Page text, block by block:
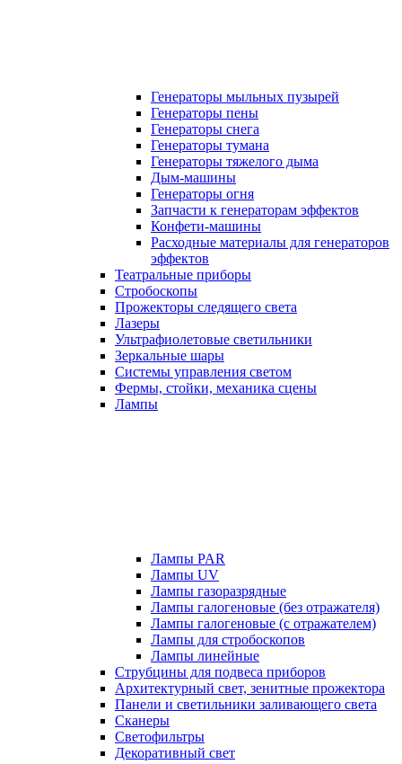
Генераторы мыльных пузырей
Генераторы пены
Генераторы снега
Генераторы тумана
Генераторы тяжелого дыма
Дым-машины
Генераторы огня
Запчасти к генераторам эффектов
Конфети-машины
Расходные материалы для генераторов
эффектов
Театральные приборы
Стробоскопы
Прожекторы следящего света
Лазеры
Ультрафиолетовые светильники
Зеркальные шары
Системы управления светом
Фермы, стойки, механика сцены
Лампы
Лампы PAR
Лампы UV
Лампы газоразрядные
Лампы галогеновые (без отражателя)
Лампы галогеновые (с отражателем)
Лампы для стробоскопов
Лампы линейные
Струбцины для подвеса приборов
Архитектурный свет, зенитные прожектора
Панели и светильники заливающего света
Сканеры
Светофильтры
Декоративный свет